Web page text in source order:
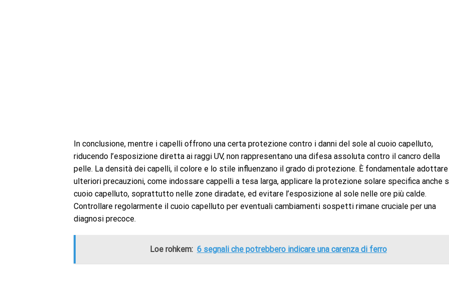
In conclusione, mentre i capelli offrono una certa protezione contro i danni del sole al cuoio capelluto,
riducendo l’esposizione diretta ai raggi UV, non rappresentano una difesa assoluta contro il cancro della
pelle. La densità dei capelli, il colore e lo stile influenzano il grado di protezione. È fondamentale adottare
ulteriori precauzioni, come indossare cappelli a tesa larga, applicare la protezione solare specifica anche
cuoio capelluto, soprattutto nelle zone diradate, ed evitare l’esposizione al sole nelle ore più calde.
Controllare regolarmente il cuoio capelluto per eventuali cambiamenti sospetti rimane cruciale per una
diagnosi precoce.
Loe rohkem: 6 segnali che potrebbero indicare una carenza di ferro